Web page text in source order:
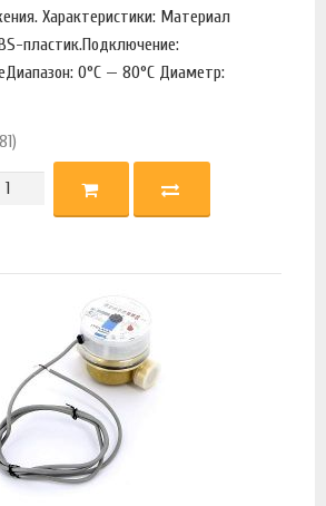
Характеристики: Материал
пластик.Подключение:
0°C — 80°C Диаметр: